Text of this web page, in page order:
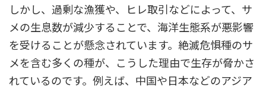
しかし、過剰な漁獲や、ヒレ取引などによって、サ
メの生息数が減少することで、海洋生態系が悪影響
を受けることが懸念されています。絶滅危惧種のサ
メを含む多くの種が、こうした理由で生存が脅かさ
れているのです。例えば、中国や日本などのアジア